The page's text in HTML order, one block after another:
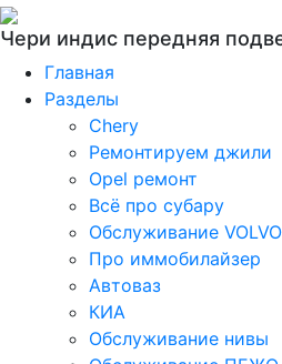
Чери индис передняя
Главная
Разделы
Chery
Ремонтируем джили
Opel ремонт
Всё про субару
Обслуживание VOLVO
Про иммобилайзер
Автоваз
КИА
Обслуживание нивы